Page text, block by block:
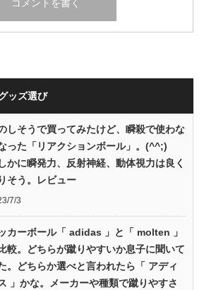
ッズ選び
しそうで買ってみたけど、瞬殺で使わな
った「リアクションボール」。(^^;)
かに瞬発力、反射神経、動体視力は良く
そう。レビュー
7/3
カーボール「 adidas 」と「 molten 」
較。どちらが蹴りやすいか息子に聞いて
。どちらか選べと言われたら「 アディ
」かな。メーカーや種類で蹴りやすさ